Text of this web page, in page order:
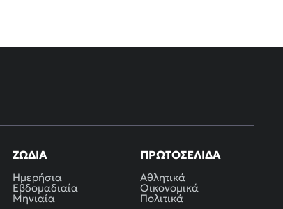
ΖΏΔΙΑ
Ημερήσια
Εβδομαδιαία
Μηνιαία
ΠΡΩΤΟΣΈΛΙΔΑ
Αθλητικά
Οικονομικά
Πολιτικά